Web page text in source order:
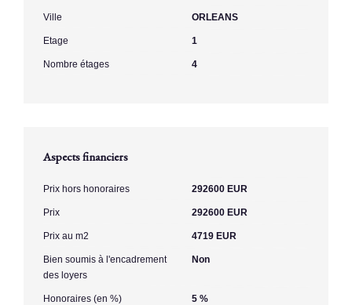
Ville ORLEANS
Etage 1
Nombre étages 4
Aspects financiers
Prix hors honoraires 292600 EUR
Prix 292600 EUR
Prix au m2 4719 EUR
Bien soumis à l'encadrement
des loyers
Non
Honoraires (en %) 5 %